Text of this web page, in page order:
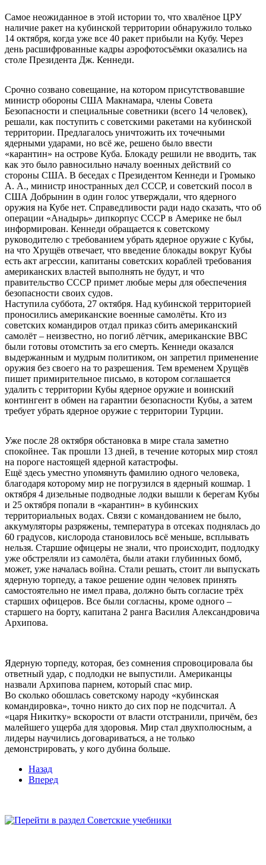
Самое неожиданное в этой истории то, что хвалёное ЦРУ
наличие ракет на кубинской территории обнаружило только
14 октября, когда уже все 40 ракет прибыли на Кубу. Через
день расшифрованные кадры аэрофотосъёмки оказались на
столе Президента Дж. Кеннеди.
Срочно созвано совещание, на котором присутствовавшие
министр обороны США Макнамара, члены Совета
Безопасности и специальные советники (всего 14 человек),
решали, как поступить с советскими ракетами на кубинской
территории. Предлагалось уничтожить их точечными
ядерными ударами, но всё же, решено было ввести
«карантин» на острове Куба. Блокаду решили не вводить, так
как это было равносильно началу военных действий со
стороны США. В беседах с Президентом Кеннеди и Громыко
А. А., министр иностранных дел СССР, и советский посол в
США Добрынин в один голос утверждали, что ядерного
оружия на Кубе нет. Справедливости ради надо сказать, что об
операции «Анадырь» дипкорпус СССР в Америке не был
информирован. Кеннеди обращается к советскому
руководителю с требованием убрать ядерное оружие с Кубы,
на что Хрущёв отвечает, что введение блокады вокруг Кубы
есть акт агрессии, капитаны советских кораблей требования
американских властей выполнять не будут, и что
правительство СССР примет любые меры для обеспечения
безопасности своих судов.
Наступила суббота, 27 октября. Над кубинской территорией
проносились американские военные самолёты. Кто из
советских командиров отдал приказ сбить американский
самолёт – неизвестно, но погиб лётчик, американские ВВС
были готовы отомстить за его смерть. Кеннеди оказался
выдержанным и мудрым политиком, он запретил применение
оружия без своего на то разрешения. Тем временем Хрущёв
пишет примирительное письмо, в котором соглашается
удалить с территории Кубы ядерное оружие и воинский
контингент в обмен на гарантии безопасности Кубы, а затем
требует убрать ядерное оружие с территории Турции.
Уже после 28 октября обстановка в мире стала заметно
спокойнее. Так прошли 13 дней, в течение которых мир стоял
на пороге настоящей ядерной катастрофы.
Ещё здесь уместно упомянуть фамилию одного человека,
благодаря которому мир не погрузился в ядерный кошмар. 1
октября 4 дизельные подводные лодки вышли к берегам Кубы
и 25 октября попали в «карантин» в кубинских
территориальных водах. Связи с командованием не было,
аккумуляторы разряжены, температура в отсеках поднялась до
60 градусов, кислорода становилось всё меньше, всплывать
нельзя. Старшие офицеры не знали, что происходит, подлодку
уже обстреляли из самолёта, были атаки глубинных бомб,
может, уже началась война. Стали решать, стоит ли выпускать
ядерную торпеду, а такое решение один человек принять
самостоятельно не имел права, должно быть согласие трёх
старших офицеров. Все были согласны, кроме одного –
старшего на борту, капитана 2 ранга Василия Александровича
Архипова.
Ядерную торпеду, которая, без сомнения спровоцировала бы
ответный удар, с подлодки не выпустили. Американцы
назвали Архипова парнем, который спас мир.
Во сколько обошлась советскому народу «кубинская
командировка», точно никто до сих пор не подсчитал. А
«царя Никитку» вскорости от власти отстранили, причём, без
малейшего ущерба для здоровья. Мир стал двухполюсным, а
лидеры научились договариваться, а не только
демонстрировать, у кого дубина больше.
Назад
Вперед